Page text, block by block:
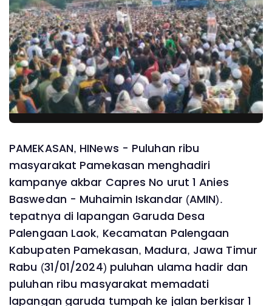
PAMEKASAN, HINews - Puluhan ribu
masyarakat Pamekasan menghadiri
kampanye akbar Capres No urut 1 Anies
Baswedan - Muhaimin Iskandar (AMIN).
tepatnya di lapangan Garuda Desa
Palengaan Laok, Kecamatan Palengaan
Kabupaten Pamekasan, Madura, Jawa Timur
Rabu (31/01/2024) puluhan ulama hadir dan
puluhan ribu masyarakat memadati
lapangan garuda tumpah ke jalan berkisar 1